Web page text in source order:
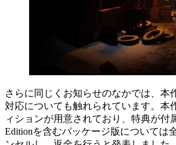
さらに同じくお知らせのなかでは、本
対応についても触れられています。本
ィションが用意されており、特典が付
Editionを含むパッケージ版については